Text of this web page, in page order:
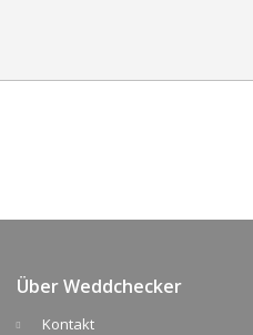
Über Weddchecker
Kontakt